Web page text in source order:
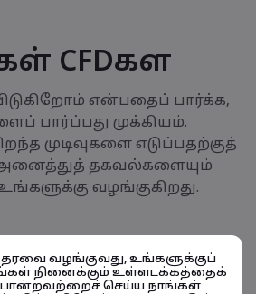
CFDகள
என்பதைப் பார்க்க,
பார்ப்பது முக்கியம்.
முடிவுகளை எடுப்பதற்குத்
தகவல்களையும்
உங்களுக்கு வழங்குகிறது.
வழங்குவது, உங்களுக்குப்
நினைக்கும் உள்ளடக்கத்தைக்
போன்றவற்றைச் செய்ய நாங்கள்